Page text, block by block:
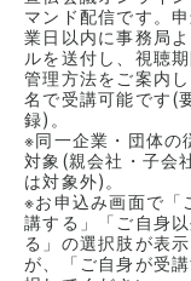
マンド配信です。
業日以内に事務局
ルを送付し、視聴
管理方法をご案内
名で受講可能です(
録)。
※同一企業・団体の
対象(親会社・子会
は対象外)。
※お申込み画面で「
講する」「ご自身
る」の選択肢が表
が、「ご自身が受